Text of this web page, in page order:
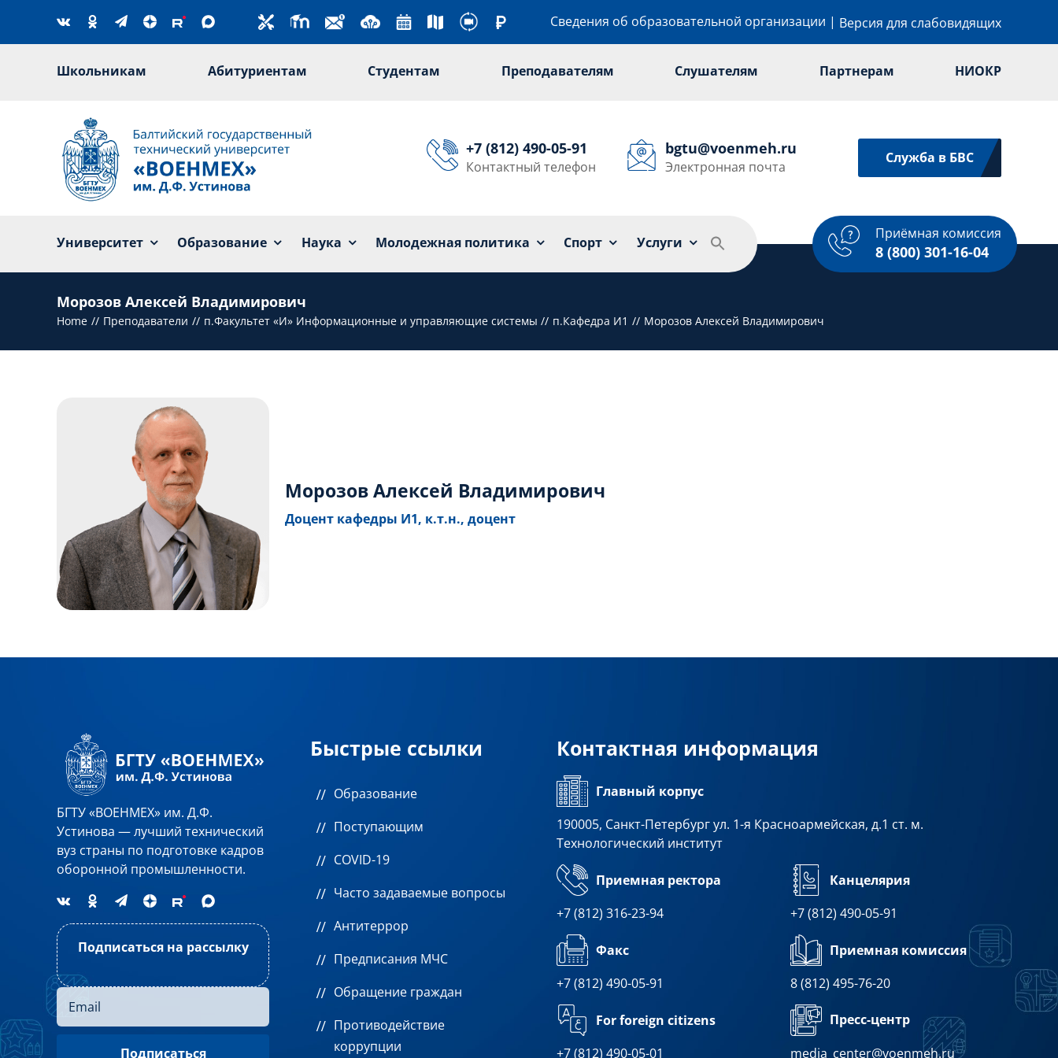
content
Сведения об образовательной организации | Версия для слабовидящих
Школьникам Абитуриентам Студентам Преподавателям Слушателям Партнерам НИОКР
+7 (812) 490-05-91
Контактный телефон
bgtu@voenmeh.ru
Электронная почта
Служба в БВС
Университет Образование Наука Молодежная политика Спорт Услуги
Приёмная комиссия
8 (800) 301-16-04
Университет Образование Наука Молодежная политика Спорт Услуги
Морозов Алексей Владимирович
Home Преподаватели п.Факультет «И» Информационные и управляющие системы п.Кафедра И1 Морозов Алексей Владимирович
Морозов Алексей Владимирович
Доцент кафедры И1, к.т.н., доцент
БГТУ «ВОЕНМЕХ» им. Д.Ф.
Устинова — лучший технический
вуз страны по подготовке кадров
оборонной промышленности.
Подписаться на рассылку
Быстрые ссылки
Образование
Поступающим
COVID-19
Часто задаваемые вопросы
Антитеррор
Предписания МЧС
Обращение граждан
Противодействие
коррупции
Контактная информация
Главный корпус
190005, Санкт-Петербург ул. 1-я Красноармейская, д.1 ст. м.
Технологический институт
Приемная ректора
+7 (812) 316-23-94
Канцелярия
+7 (812) 490-05-91
Факс
+7 (812) 490-05-91
Приемная комиссия
8 (812) 495-76-20
For foreign citizens
+7 (812) 490-05-01
Пресс-центр
media_center@voenmeh.ru